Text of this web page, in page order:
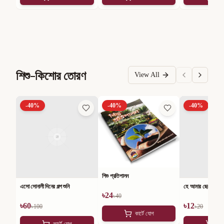
শিশু-কিশোর তোরণ View All
-40%
এসো সোনালী দিনের গল্প শুনি
৳60৳100
-40%
শিশু প্রতিপালন
৳24৳40
কার্টে যোগ
-40%
হে আমার ছেলে
৳12৳20